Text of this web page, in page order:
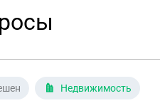
Недвижимость